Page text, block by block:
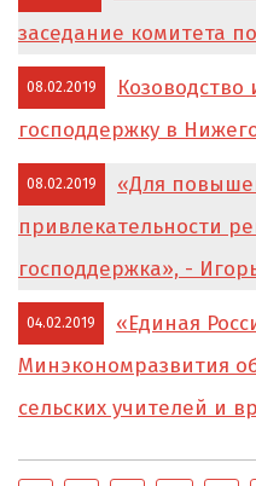
заседание комитета
08.02.2019
Козоводство
господдержку в
08.02.2019
«Для
привлекательности
господдержка», -
04.02.2019
«Единая
Минэкономразвития
сельских учителей и